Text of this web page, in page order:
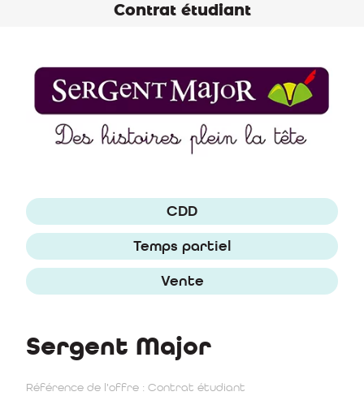
Contrat étudiant
CDD
Temps partiel
Vente
Sergent Major
Référence de l'offre : Contrat étudiant